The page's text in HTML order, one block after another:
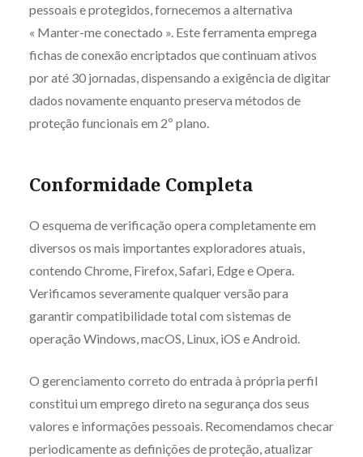
pessoais e protegidos, fornecemos a alternativa
« Manter-me conectado ». Este ferramenta emprega
fichas de conexão encriptados que continuam ativos
por até 30 jornadas, dispensando a exigência de digitar
dados novamente enquanto preserva métodos de
proteção funcionais em 2º plano.
Conformidade Completa
O esquema de verificação opera completamente em
diversos os mais importantes exploradores atuais,
contendo Chrome, Firefox, Safari, Edge e Opera.
Verificamos severamente qualquer versão para
garantir compatibilidade total com sistemas de
operação Windows, macOS, Linux, iOS e Android.
O gerenciamento correto do entrada à própria perfil
constitui um emprego direto na segurança dos seus
valores e informações pessoais. Recomendamos checar
periodicamente as definições de proteção, atualizar